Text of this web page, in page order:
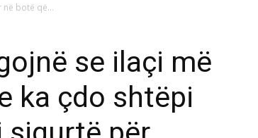
botë që...
se ilaçi më
ka çdo shtëpi